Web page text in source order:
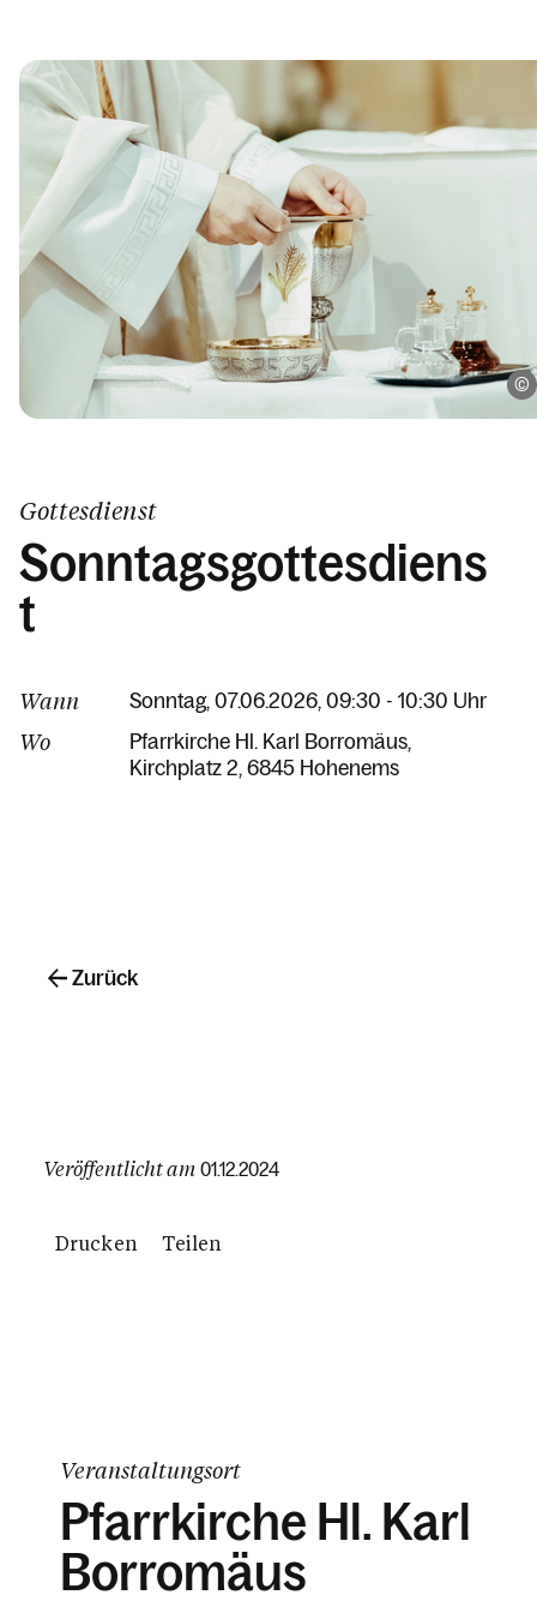
Gottesdienst
Sonntagsgottesdiens
t
Wann Sonntag, 07.06.2026, 09:30 - 10:30 Uhr
Wo
Pfarrkirche Hl. Karl Borromäus
Kirchplatz 2 6845 Hohenems
Veröffentlicht am 01.12.2024
Drucken Teilen
Zurück
Veranstaltungsort
Pfarrkirche Hl. Karl
Borromäus